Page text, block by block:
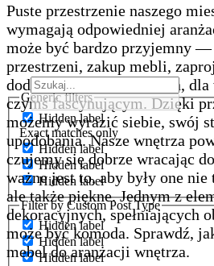
Generic filters
Hidden label
Exact matches only
Hidden label
Hidden label
Hidden label
Filter by Custom Post Type
Hidden label
Hidden label
Hidden label
Puste przestrzenie naszego
wymagają odpowiedniej
może być bardzo przyjemny —
przestrzeni, zakup mebli,
dodatków czy koloru ścian, dla
czymś fascynującym. Dzięki
możemy wyrazić siebie, swój
upodobania. Nasze wnętrza
czujemy się dobrze wracając
ważne jest to, aby były one
ale także piękne. Jednym z
dekoracyjnych, spełniających
może być komoda. Sprawdź,
mebel do aranżacji wnętrza.